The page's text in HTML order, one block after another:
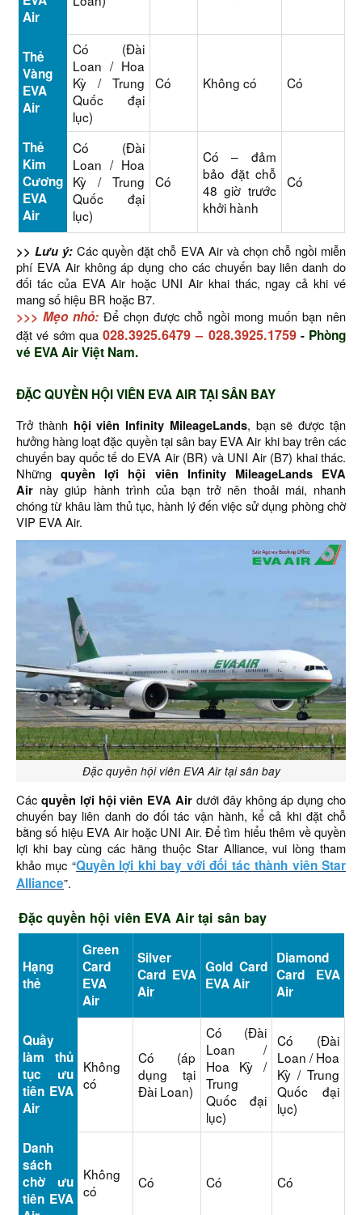
Air
Thẻ
Vàng
EVA
Air
Có (Đài
Loan / Hoa
Kỳ / Trung
Quốc đại
lục)
Có Không có Có
Thẻ
Kim
Cương
EVA
Air
Có (Đài
Loan / Hoa
Kỳ / Trung
Quốc đại
lục)
Có
Có – đảm
bảo đặt chỗ
48 giờ trước
khởi hành
Có
>> Lưu ý:Các quyền đặt chỗ EVA Air và chọn chỗ ngồi miễn
phí EVA Air không áp dụng cho các chuyến bay liên danh do
đối tác của EVA Air hoặc UNI Air khai thác, ngay cả khi vé
mang số hiệu BR hoặc B7.
>>> Mẹo nhỏ: Để chọn được chỗ ngồi mong muốn bạn nên
đặt vé sớm qua 028.3925.6479 – 028.3925.1759- Phòng
vé EVA Air Việt Nam.
ĐẶC QUYỀN HỘI VIÊN EVA AIR TẠI SÂN BAY
Trở thành hội viên Infinity MileageLands, bạn sẽ được tận
hưởng hàng loạt đặc quyền tại sân bay EVA Air khi bay trên các
chuyến bay quốc tế do EVA Air (BR) và UNI Air (B7) khai thác.
Nhữngquyền lợi hội viên Infinity MileageLands EVA
Air này giúp hành trình của bạn trở nên thoải mái, nhanh
chóng từ khâu làm thủ tục, hành lý đến việc sử dụng phòng chờ
VIP EVA Air.
Đặc quyền hội viên EVA Air tại sân bay
Các quyền lợi hội viên EVA Air dưới đây không áp dụng cho
chuyến bay liên danh do đối tác vận hành, kể cả khi đặt chỗ
bằng số hiệu EVA Air hoặc UNI Air. Để tìm hiểu thêm về quyền
lợi khi bay cùng các hãng thuộc Star Alliance, vui lòng tham
khảo mục “Quyền lợi khi bay với đối tác thành viên Star
Alliance”.
Đặc quyền hội viên EVA Air tại sân bay
Hạng
thẻ
Green
Card
EVA
Air
Silver
Card EVA
Air
Gold Card
EVA Air
Diamond
Card EVA
Air
Quầy
làm thủ
tục ưu
tiên EVA
Air
Không
có
Có (áp
dụng tại
Đài Loan)
Có (Đài
Loan /
Hoa Kỳ /
Trung
Quốc đại
lục)
Có (Đài
Loan / Hoa
Kỳ / Trung
Quốc đại
lục)
Danh
sách
chờ ưu
tiên EVA
Không
có
Có Có Có